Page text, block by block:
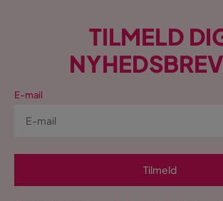
TILMELD
E-mail
Tilmeld